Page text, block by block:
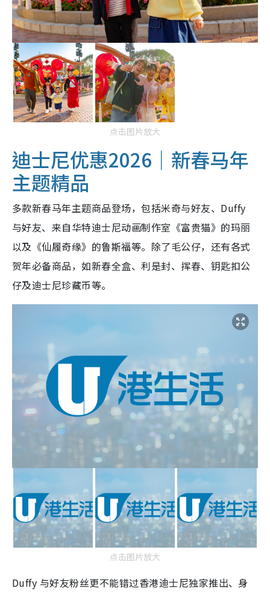
点击图片放大
迪士尼优惠2026｜新春马年
主题精品
多款新春马年主题商品登场，包括米奇与好友、Duffy
与好友、来自华特迪士尼动画制作室《富贵猫》的玛丽
以及《仙履奇缘》的鲁斯福等。除了毛公仔，还有各式
贺年必备商品，如新春全盒、利是封、挥春、钥匙扣公
仔及迪士尼珍藏币等。
点击图片放大
Duffy 与好友粉丝更不能错过香港迪士尼独家推出、身